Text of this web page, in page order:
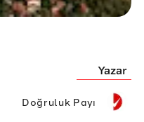
Yazar
Doğruluk Payı